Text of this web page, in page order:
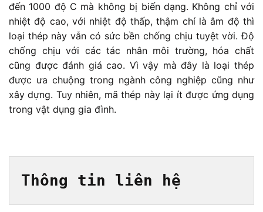
đến 1000 độ C mà không bị biến dạng. Không chỉ với
nhiệt độ cao, với nhiệt độ thấp, thậm chí là âm độ thì
loại thép này vẫn có sức bền chống chịu tuyệt vời. Độ
chống chịu với các tác nhân môi trường, hóa chất
cũng được đánh giá cao. Vì vậy mà đây là loại thép
được ưa chuộng trong ngành công nghiệp cũng như
xây dựng. Tuy nhiên, mã thép này lại ít được ứng dụng
trong vật dụng gia đình.
Thông tin liên hệ